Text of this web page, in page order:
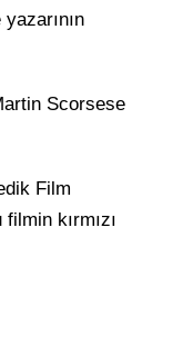
Scorsese
Film
kırmızı